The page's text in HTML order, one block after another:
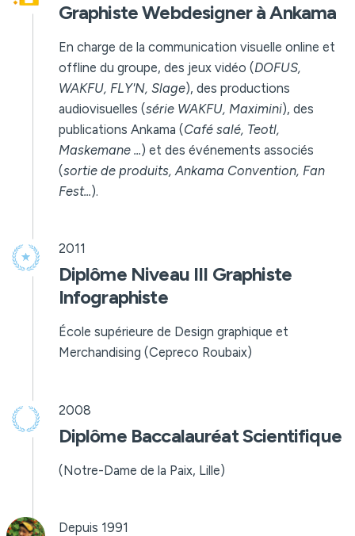
Graphiste Webdesigner à Ankama
En charge de la communication visuelle online et
offline du groupe, des jeux vidéo (DOFUS,
WAKFU, FLY'N, Slage), des productions
audiovisuelles (série WAKFU, Maximini), des
publications Ankama (Café salé, Teotl,
Maskemane ...) et des événements associés
(sortie de produits, Ankama Convention, Fan
Fest...).
2011
Diplôme Niveau III Graphiste
Infographiste
École supérieure de Design graphique et
Merchandising (Cepreco Roubaix)
2008
Diplôme Baccalauréat Scientifique
(Notre-Dame de la Paix, Lille)
Depuis 1991